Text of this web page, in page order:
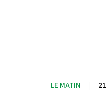
LE MATIN